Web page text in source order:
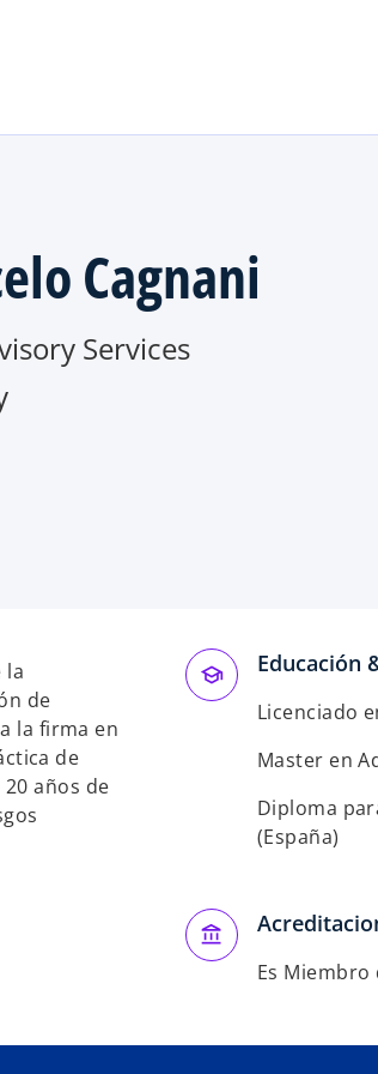
Saltar al contenido
Cagnani
Services
la
de
la firma en
de
años de
Educación
Licenciado
Master en
Diploma
(España)
Es